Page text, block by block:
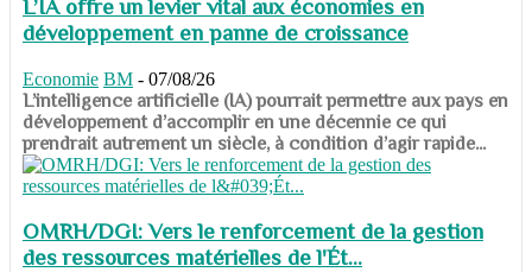
L’IA offre un levier vital aux économies en
développement en panne de croissance
Economie BM - 07/08/26
​​​​​​​L’intelligence artificielle (IA) pourrait permettre aux pays en
développement d’accomplir en une décennie ce qui
prendrait autrement un siècle, à condition d’agir rapide...
OMRH/DGI: Vers le renforcement de la gestion
des ressources matérielles de l'Ét...